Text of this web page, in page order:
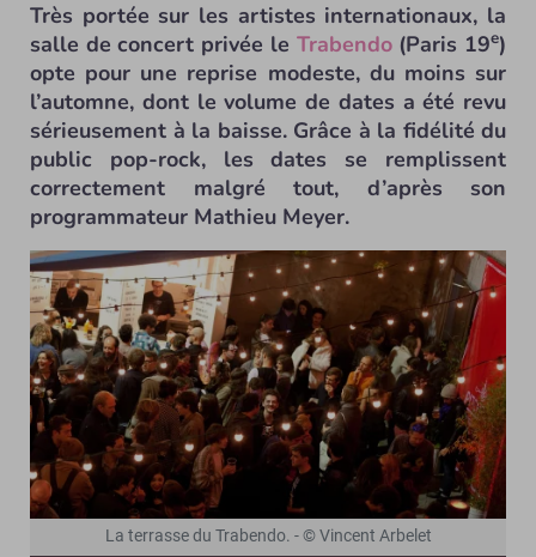
Très portée sur les artistes internationaux, la
salle de concert privée le Trabendo(Paris 19e)
opte pour une reprise modeste, du moins sur
l’automne, dont le volume de dates a été revu
sérieusement à la baisse. Grâce à la fidélité du
public pop-rock, les dates se remplissent
correctement malgré tout, d’après son
programmateur Mathieu Meyer.
La terrasse du Trabendo. - © Vincent Arbelet